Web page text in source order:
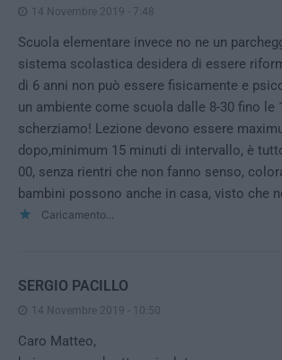
14 Novembre 2019 - 7:48
Scuola elementare invece no ne un
sistema scolastica desidera di essere
di 6 anni non può essere fisicamente e
un ambiente come scuola dalle 8-30 fino le
scherziamo! Lezione devono essere
dopo,minimum 15 minuti di intervallo, è
00, senza rientri che non fanno senso,
bambini possono anche in casa, visto che
Caricamento...
SERGIO PACILLO
14 Novembre 2019 - 10:50
Caro Matteo,